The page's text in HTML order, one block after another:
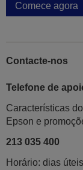
Comece agora
Contacte-nos
Telefone de
Características
Epson e
213 035 400
Horário: dias